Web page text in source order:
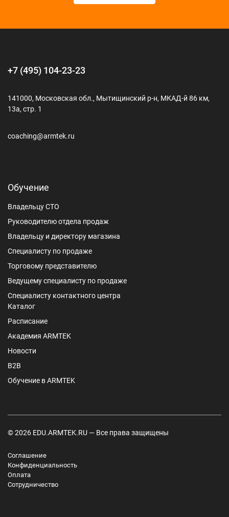
+7 (495) 104-23-23
141000, Московская обл., Мытищинский р-н, МКАД-й 86 км,
13а, стр. 1
coaching@armtek.ru
Обучение
Владельцу СТО
Руководителю отдела продаж
Владельцу и директору магазина
Специалисту по продаже
Торговому представителю
Ведущему специалисту по продаже
Специалисту контактного центра
Каталог
Расписание
Академия ARMTEK
Новости
B2B
Обучение в ARMTEK
© 2026 EDU.ARMTEK.RU — Все права защищены
Соглашение
Конфиденциальность
Оплата
Сотрудничество